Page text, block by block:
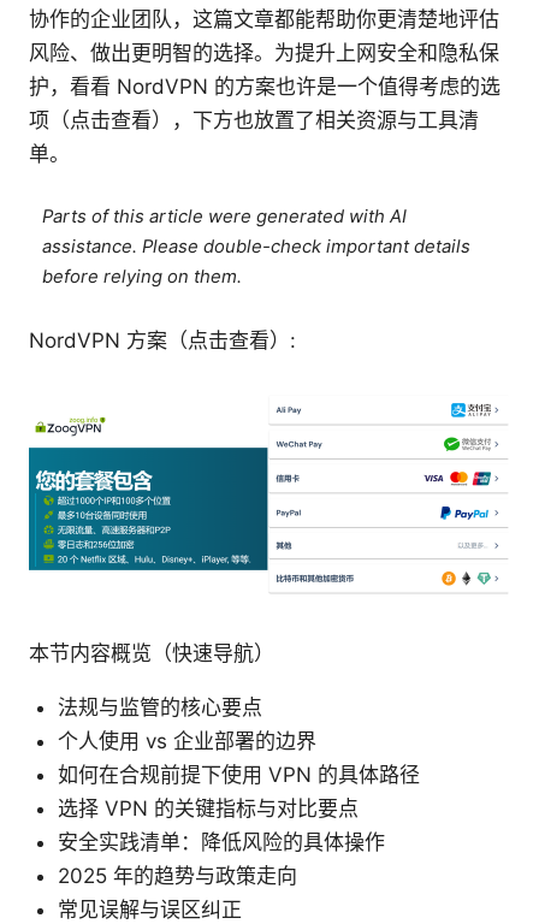
协作的企业团队，这篇文章都能帮助你更清楚地评估
风险、做出更明智的选择。为提升上网安全和隐私保
护，看看 NordVPN 的方案也许是一个值得考虑的选
项（点击查看），下方也放置了相关资源与工具清
单。
Parts of this article were generated with AI
assistance. Please double-check important details
before relying on them.
NordVPN 方案（点击查看）:
本节内容概览（快速导航）
法规与监管的核心要点
个人使用 vs 企业部署的边界
如何在合规前提下使用 VPN 的具体路径
选择 VPN 的关键指标与对比要点
安全实践清单：降低风险的具体操作
2025 年的趋势与政策走向
常见误解与误区纠正